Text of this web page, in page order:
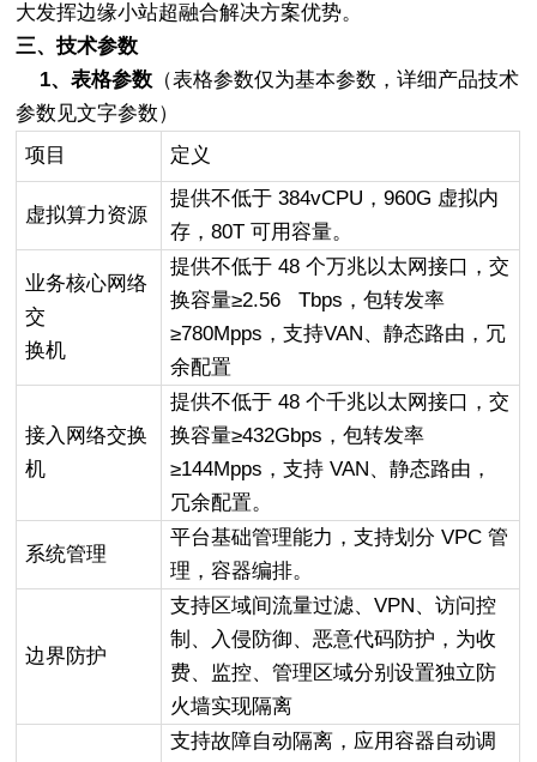
大发挥边缘小站超融合解决方案优势。
三、技术参数
1、表格参数 （表格参数仅为基本参数，详细产品技术
参数见文字参数）
项目
定义
虚拟算力资源
提供不低于 384vCPU，960G 虚拟内
存，80T 可用容量。
业务核心网络
交
换机
提供不低于 48 个万兆以太网接口，交
换容量≥2.56 Tbps，包转发率
≥780Mpps，支持VAN、静态路由，冗
余配置
接入网络交换
机
提供不低于 48 个千兆以太网接口，交
换容量≥432Gbps，包转发率
≥144Mpps，支持 VAN、静态路由，
冗余配置。
系统管理
平台基础管理能力，支持划分 VPC 管
理，容器编排。
边界防护
支持区域间流量过滤、VPN、访问控
制、入侵防御、恶意代码防护，为收
费、监控、管理区域分别设置独立防
火墙实现隔离
支持故障自动隔离，应用容器自动调